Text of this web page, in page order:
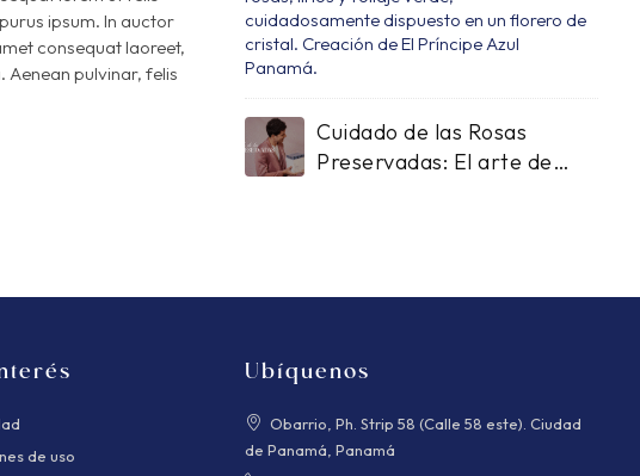
ipsum. In auctor
consequat laoreet,
pulvinar, felis
Cuidado de las Rosas
Preservadas: El arte de
de uso
Ubíquenos
Obarrio, Ph. Strip 58 (Calle 58 este). Ciudad
de Panamá, Panamá